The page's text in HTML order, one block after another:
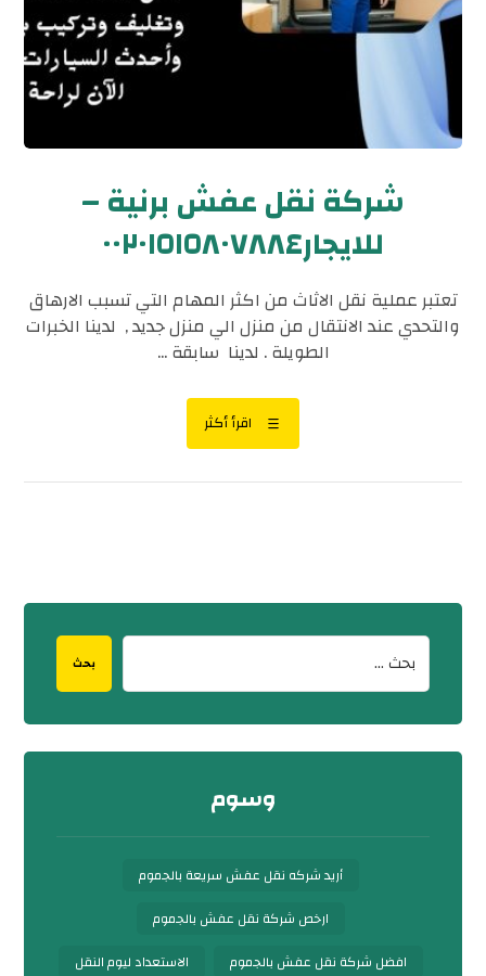
شركة نقل عفش برنية –
للايجار٠٠٢٠١٥١٥٨٠٧٨٨٤
تعتبر عملية نقل الاثاث من اكثر المهام التي تسبب الارهاق
والتحدي عند الانتقال من منزل الي منزل جديد , لدينا الخبرات
الطويلة . لدينا سابقة ...
اقرأ أكثر
بحث
وسوم
أريد شركه نقل عفش سريعة بالجموم
ارخص شركة نقل عفش بالجموم
افضل شركة نقل عفش بالجموم
الاستعداد ليوم النقل